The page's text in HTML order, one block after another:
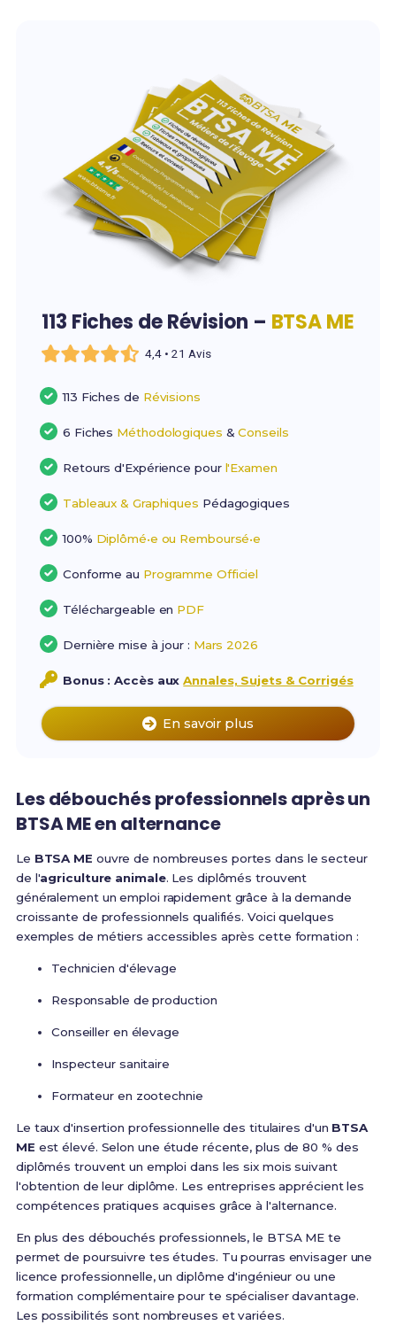
113 Fiches de Révision – BTSA ME
4,4 • 21 Avis
113 Fiches de Révisions
6 Fiches Méthodologiques &Conseils
Retours d'Expérience pour l'Examen
Tableaux & Graphiques Pédagogiques
100% Diplômé•e ou Remboursé•e
Conforme au Programme Officiel
Téléchargeable en PDF
Dernière mise à jour : Mars 2026
Bonus : Accès auxAnnales, Sujets & Corrigés
En savoir plus
Les débouchés professionnels après un
BTSA ME en alternance
Le BTSA ME ouvre de nombreuses portes dans le secteur
de l'agriculture animale. Les diplômés trouvent
généralement un emploi rapidement grâce à la demande
croissante de professionnels qualifiés. Voici quelques
exemples de métiers accessibles après cette formation :
Technicien d'élevage
Responsable de production
Conseiller en élevage
Inspecteur sanitaire
Formateur en zootechnie
Le taux d'insertion professionnelle des titulaires d'un BTSA
ME est élevé. Selon une étude récente, plus de 80 % des
diplômés trouvent un emploi dans les six mois suivant
l'obtention de leur diplôme. Les entreprises apprécient les
compétences pratiques acquises grâce à l'alternance.
En plus des débouchés professionnels, le BTSA ME te
permet de poursuivre tes études. Tu pourras envisager une
licence professionnelle, un diplôme d'ingénieur ou une
formation complémentaire pour te spécialiser davantage.
Les possibilités sont nombreuses et variées.